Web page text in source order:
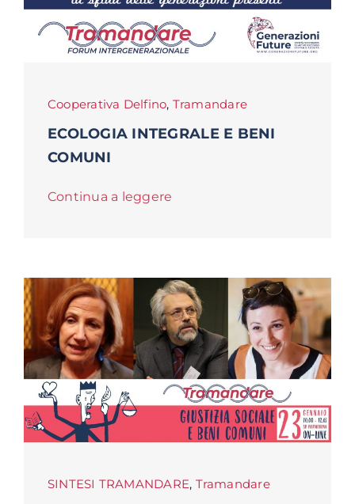
Cooperativa Delfino, Tramandare
ECOLOGIA INTEGRALE E BENI
COMUNI
Continua a leggere
SINTESI TRAMANDARE, Tramandare